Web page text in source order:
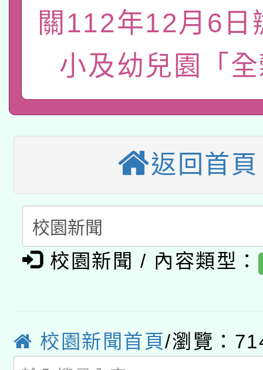
年度健康促進學校輔導
業成長研習」實施計畫
族教育國際趨勢與發展
新北市政府教育局辦理
師專業成長研習實施
方素養工作坊新北場」
函轉國立臺灣師範大學
族語言臺北學習中心
轉知有關國立成功大學
件」活動簡章
年度COVID-19疫苗接
接種對象擴大為「滿6
月28日止
轉知經濟部水利署委託
業技術研究院辦理「
用水績優單位及節水達
動」
115年8月22日(星期六
桃園市孔廟祈福系列
開 智慧啟航」
2026年桃園地景藝術
「2026桃園藝術巡演
關事宜
轉知教育部國民及學前
國立臺灣師範大學辦
業成長研習」實施計畫
函轉國家教育研究院中
族教育國際趨勢與發展
師專業成長研習實施計
族語言臺北學習中心
轉知有關國立成功大學
關112年12月6日
小及幼兒園「
返回首頁
校園新聞 / 內容類型：
校園新聞首頁/瀏覽：